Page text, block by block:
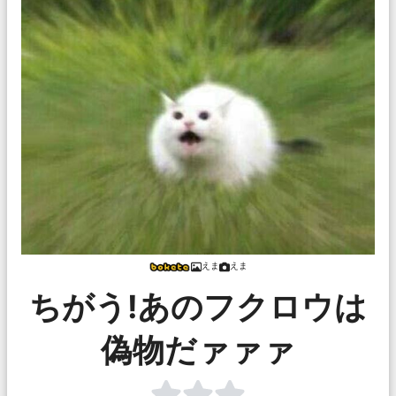
えま えま
ちがう!あのフクロウは
偽物だァァァ